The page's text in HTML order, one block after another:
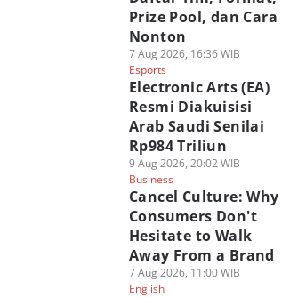
Prize Pool, dan Cara
Nonton
7 Aug 2026, 16:36 WIB
Esports
Electronic Arts (EA)
Resmi Diakuisisi
Arab Saudi Senilai
Rp984 Triliun
9 Aug 2026, 20:02 WIB
Business
Cancel Culture: Why
Consumers Don't
Hesitate to Walk
Away From a Brand
7 Aug 2026, 11:00 WIB
English